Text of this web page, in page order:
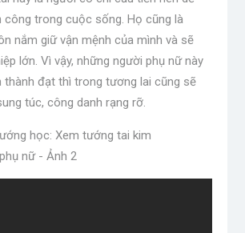
vô địch:
watch?v=vLbUKUNRPRE
cho video: Tai tướng, tang tai, xem
tai phú, nhân tai, tướng tai, dấu tai,
quý, phú ông, phú quý, phú quý, phú
tướng học, phong thủy, phong thủy,
tướng đàn bà
trong cuộc sống. Họ cũng là
nắm giữ vận mệnh của mình và sẽ
lớn. Vì vậy, những người phụ nữ này
thành đạt thì trong tương lai cũng sẽ
túc, công danh rạng rỡ.